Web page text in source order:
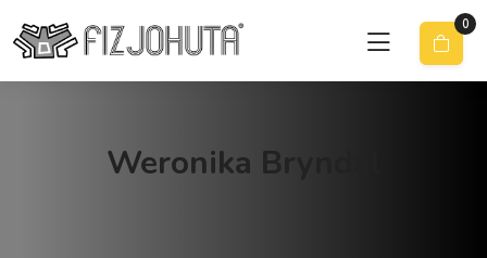
0
Weronika Bryndal